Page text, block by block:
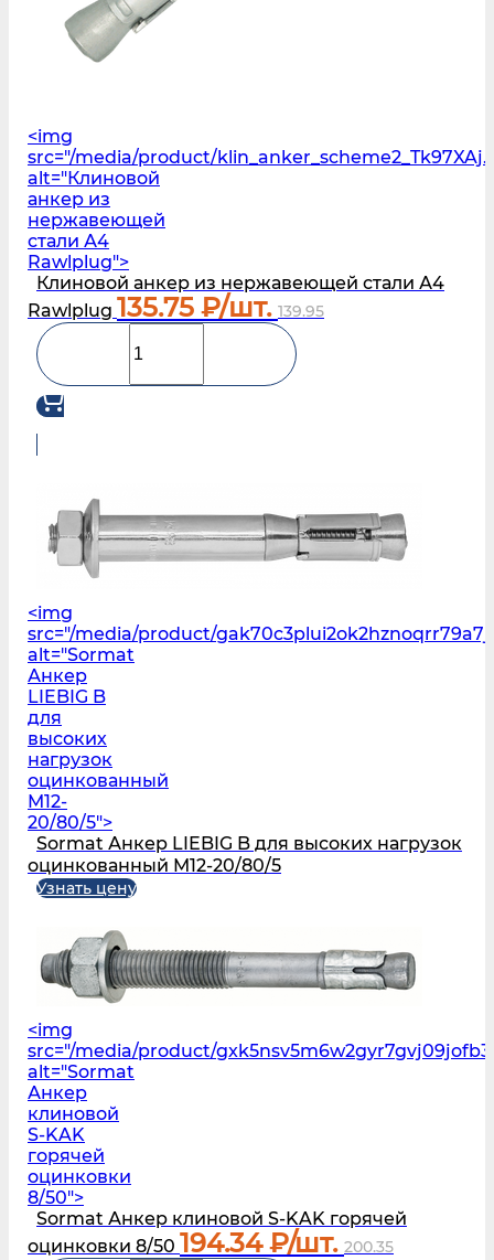
<img
src="/media/product/
alt="Клиновой
анкер из
нержавеющей
стали А4
Rawlplug">
Клиновой анкер из нержавеющей стали А4
Rawlplug 135.75 ₽/шт. 139.95
<img
src="/media/product/
alt="Sormat
Анкер
LIEBIG B
для
высоких
нагрузок
оцинкованный
M12-
20/80/5">
Sormat Анкер LIEBIG B для высоких нагрузок
оцинкованный M12-20/80/5
Узнать цену
<img
src="/media/product/
alt="Sormat
Анкер
клиновой
S‑KAK
горячей
оцинковки
8/50">
Sormat Анкер клиновой S‑KAK горячей
оцинковки 8/50 194.34₽/шт. 200.35